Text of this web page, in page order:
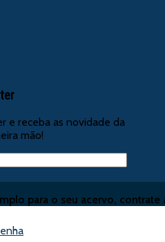
e receba as novidade da
mão!
para o seu acervo, contrate